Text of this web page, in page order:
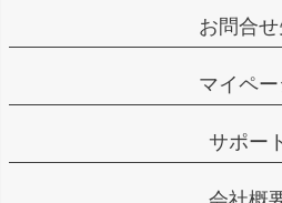
お問合
マイペー
サポー